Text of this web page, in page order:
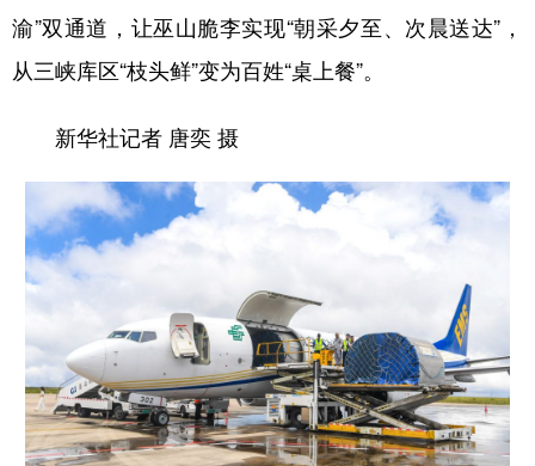
渝”双通道，让巫山脆李实现“朝采夕至、次晨送达”，
从三峡库区“枝头鲜”变为百姓“桌上餐”。
新华社记者 唐奕 摄